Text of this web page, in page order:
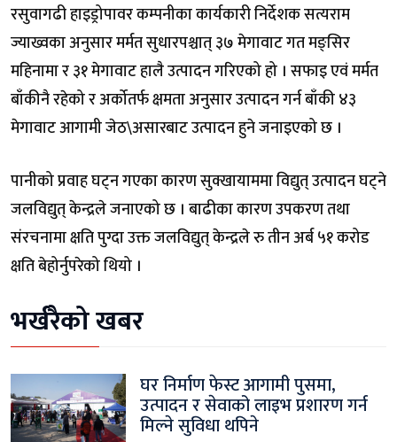
रसुवागढी हाइड्रोपावर कम्पनीका कार्यकारी निर्देशक सत्यराम
ज्याख्वका अनुसार मर्मत सुधारपश्चात् ३७ मेगावाट गत मङ्सिर
महिनामा र ३१ मेगावाट हालै उत्पादन गरिएको हो । सफाइ एवं मर्मत
बाँकीनै रहेको र अर्कोतर्फ क्षमता अनुसार उत्पादन गर्न बाँकी ४३
मेगावाट आगामी जेठ\असारबाट उत्पादन हुने जनाइएको छ ।
पानीको प्रवाह घट्न गएका कारण सुक्खायाममा विद्युत् उत्पादन घट्ने
जलविद्युत् केन्द्रले जनाएको छ । बाढीका कारण उपकरण तथा
संरचनामा क्षति पुग्दा उक्त जलविद्युत् केन्द्रले रु तीन अर्ब ५१ करोड
क्षति बेहोर्नुपरेको थियो ।
भर्खरैको खबर
घर निर्माण फेस्ट आगामी पुसमा,
उत्पादन र सेवाको लाइभ प्रशारण गर्न
मिल्ने सुविधा थपिने